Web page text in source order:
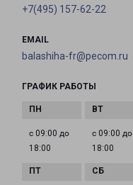
+7(495) 157-62-22
EMAIL
balashiha-fr@pecom.ru
ГРАФИК РАБОТЫ
с 09:00 до
18:00
с 09:00 до
18:00